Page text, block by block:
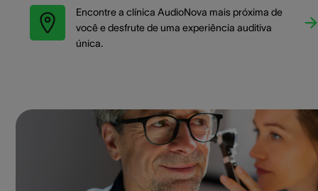
Encontre a clínica AudioNova mais próxima de
você e desfrute de uma experiência auditiva
única.